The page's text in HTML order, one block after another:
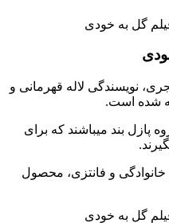
نویسندگی لاله قهرمانی و
شده است.
پازل بند میباشند که برای
و فانتزی، محصول